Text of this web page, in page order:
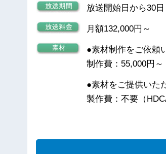
放送開始日から30
月額132,000円～
●素材制作をご依頼
制作費：55,000円～
●素材をご提供いた
製作費：不要（